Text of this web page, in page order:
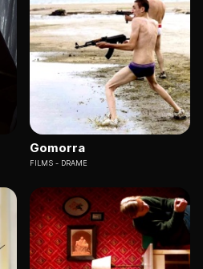
Gomorra
FILMS DRAME